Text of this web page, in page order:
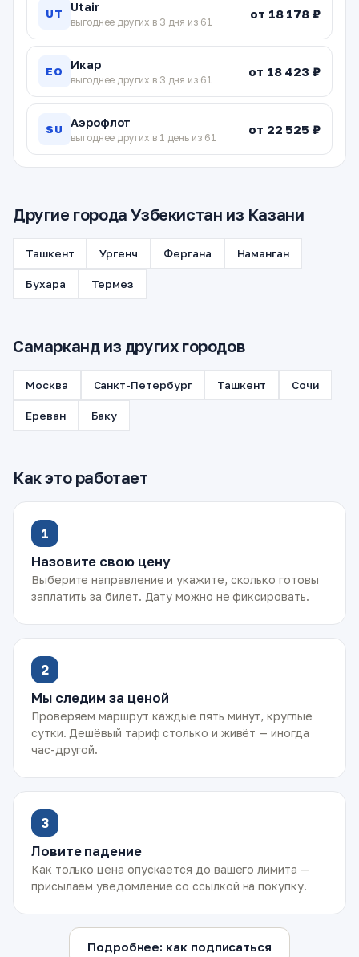
UT Utair
выгоднее других в 3 дня из 61
от 18 178 ₽
EO Икар
выгоднее других в 3 дня из 61
от 18 423 ₽
SU Аэрофлот
выгоднее других в 1 день из 61
от 22 525 ₽
Другие города Узбекистан из Казани
Ташкент Ургенч Фергана Наманган
Бухара Термез
Самарканд из других городов
Москва Санкт-Петербург Ташкент Сочи
Ереван Баку
Как это работает
1
Назовите свою цену
Выберите направление и укажите, сколько готовы
заплатить за билет. Дату можно не фиксировать.
2
Мы следим за ценой
Проверяем маршрут каждые пять минут, круглые
сутки. Дешёвый тариф столько и живёт — иногда
час-другой.
3
Ловите падение
Как только цена опускается до вашего лимита —
присылаем уведомление со ссылкой на покупку.
Подробнее: как подписаться